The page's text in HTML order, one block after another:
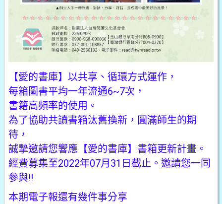
【愛的書庫】以共享、循環方式運作，
每箱圖書平均一年流通6~7次，
書籍高頻率的使用。
為了協助共讀書箱汰舊換新，圓滿師生的期
待，
誠摯邀請您響應【愛的書庫】書箱更新計畫。
經費募集至2022年07月31日截止。邀請您一同
參與!!
本期電子報還有幾件事分享